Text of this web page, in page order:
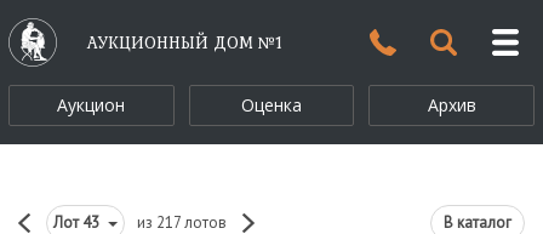
АУКЦИОННЫЙ ДОМ №1
Аукцион Оценка Архив
Лот43 из 217 лотов В каталог